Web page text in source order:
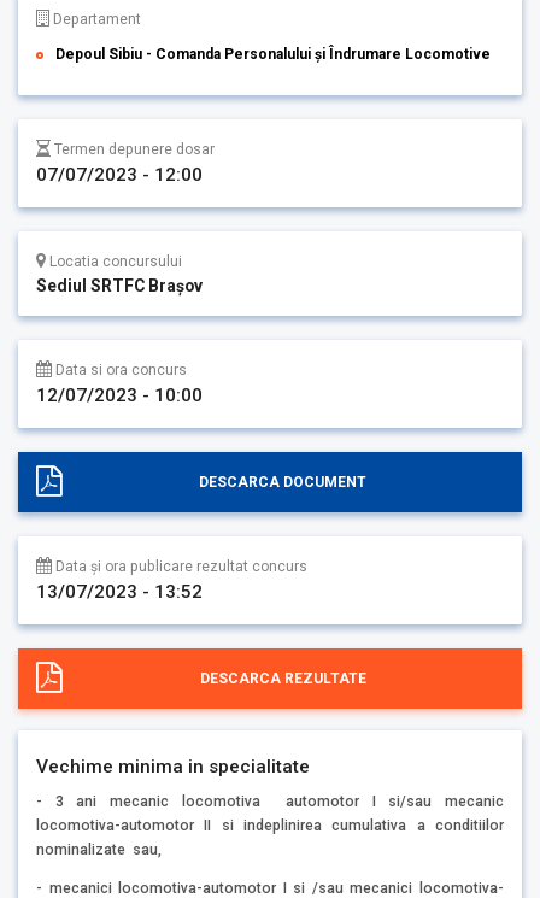
Departament
Depoul Sibiu - Comanda Personalului și Îndrumare Locomotive
Termen depunere dosar
07/07/2023 - 12:00
Locatia concursului
Sediul SRTFC Brașov
Data si ora concurs
12/07/2023 - 10:00
DESCARCA DOCUMENT
Data și ora publicare rezultat concurs
13/07/2023 - 13:52
DESCARCA REZULTATE
Vechime minima in specialitate
- 3 ani mecanic locomotiva automotor I si/sau mecanic
locomotiva-automotor II si indeplinirea cumulativa a conditiilor
nominalizate sau,
- mecanici locomotiva-automotor I si /sau mecanici locomotiva-